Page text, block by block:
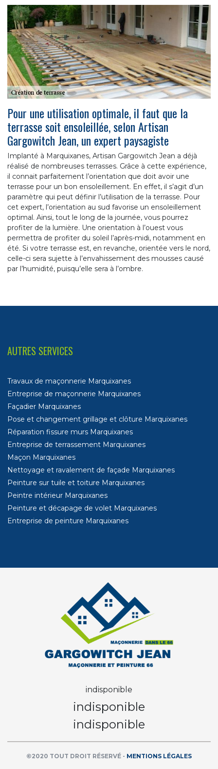
Pour une utilisation optimale, il faut que la
terrasse soit ensoleillée, selon Artisan
Gargowitch Jean, un expert paysagiste
Implanté à Marquixanes, Artisan Gargowitch Jean a déjà
réalisé de nombreuses terrasses. Grâce à cette expérience,
il connait parfaitement l’orientation que doit avoir une
terrasse pour un bon ensoleillement. En effet, il s’agit d’un
paramètre qui peut définir l’utilisation de la terrasse. Pour
cet expert, l’orientation au sud favorise un ensoleillement
optimal. Ainsi, tout le long de la journée, vous pourrez
profiter de la lumière. Une orientation à l’ouest vous
permettra de profiter du soleil l’après-midi, notamment en
été. Si votre terrasse est, en revanche, orientée vers le nord,
celle-ci sera sujette à l’envahissement des mousses causé
par l’humidité, puisqu’elle sera à l’ombre.
AUTRES SERVICES
Travaux de maçonnerie Marquixanes
Entreprise de maçonnerie Marquixanes
Façadier Marquixanes
Pose et changement grillage et clôture Marquixanes
Réparation fissure murs Marquixanes
Entreprise de terrassement Marquixanes
Maçon Marquixanes
Nettoyage et ravalement de façade Marquixanes
Peinture sur tuile et toiture Marquixanes
Peintre intérieur Marquixanes
Peinture et décapage de volet Marquixanes
Entreprise de peinture Marquixanes
indisponible
indisponible
indisponible
©2020 TOUT DROIT RÉSERVÉ - MENTIONS LÉGALES